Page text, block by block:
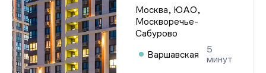
Москва, ЮАО,
Москворечье-
Сабурово
Варшавская
5
минут